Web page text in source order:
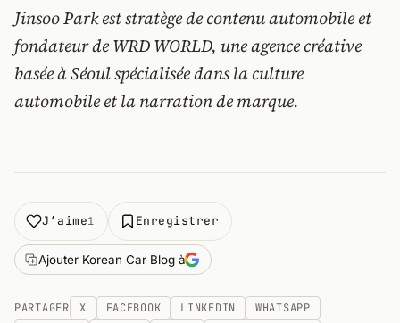
Jinsoo Park est stratège de contenu automobile et
fondateur de WRD WORLD, une agence créative
basée à Séoul spécialisée dans la culture
automobile et la narration de marque.
J’aime1 Enregistrer
Ajouter Korean Car Blog à
PARTAGER X FACEBOOK LINKEDIN
WHATSAPP